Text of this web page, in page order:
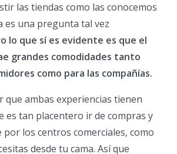
las tiendas como las conocemos
es una pregunta tal vez
lo que sí es evidente es que el
grandes comodidades tanto
como para las compañías.
que ambas experiencias tienen
es tan placentero ir de compras y
por los centros comerciales, como
desde tu cama. Así que